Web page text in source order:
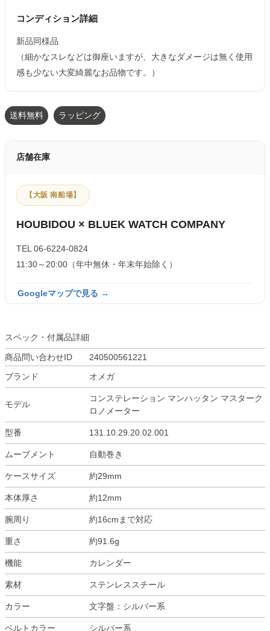
コンディション詳細
新品同様品
（細かなスレなどは御座いますが、大きなダメージは無く使用
感も少ない大変綺麗なお品物です。）
送料無料 ラッピング
店舗在庫
【大阪 南船場】
HOUBIDOU × BLUEK WATCH COMPANY
TEL 06-6224-0824
11:30～20:00（年中無休・年末年始除く）
Googleマップで見る →
スペック・付属品詳細
商品問い合わせID
240500561221
ブランド
オメガ
モデル
コンステレーション マンハッタン マスターク
ロノメーター
型番 131.10.29.20.02.001
ムーブメント 自動巻き
ケースサイズ 約29mm
本体厚さ 約12mm
腕周り 約16cmまで対応
重さ 約91.6g
機能 カレンダー
素材 ステンレススチール
カラー 文字盤：シルバー系
ベルトカラー シルバー系